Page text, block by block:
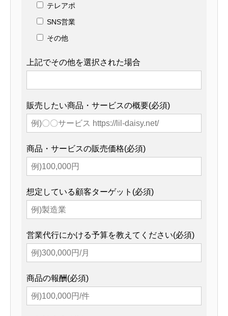
テレアポ
SNS営業
その他
上記でその他を選択された場合
販売したい商品・サービスの概要(必須)
商品・サービスの販売価格(必須)
想定している顧客ターゲット(必須)
営業代行にかける予算を教えてください(必須)
商品の報酬(必須)